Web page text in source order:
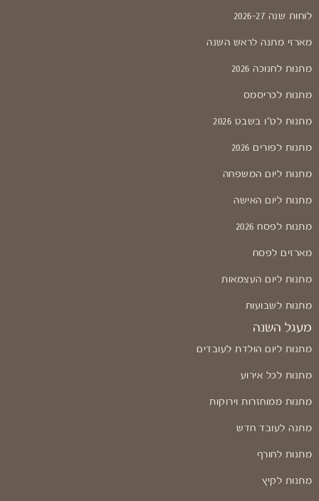
לוחות שנה 2026-27
מארזי מתנה לראש השנה
מתנות לחנוכה 2026
מתנות לכריסמס
מתנות לט"ו בשבט 2026
מתנות לפורים 2026
מתנות ליום המשפחה
מתנות ליום האישה
מתנות לפסח 2026
מארזים לפסח
מתנות ליום העצמאות
מתנות לשבועות
מעגל השנה
מתנות ליום הולדת לעובדים
מתנות לכל אירוע
מתנות ממוחזרות וירוקות
מתנה לעובד חדש
מתנות לחורף
מתנות לקיץ